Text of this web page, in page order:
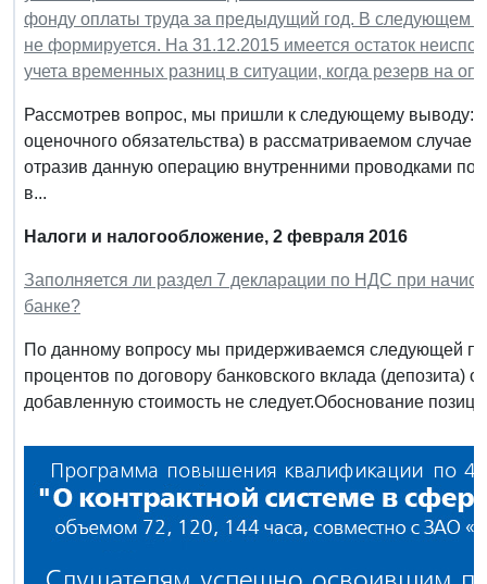
фонду оплаты труда за предыдущий год. В следующем
не формируется. На 31.12.2015 имеется остаток
учета временных разниц в ситуации, когда резерв на
Рассмотрев вопрос, мы пришли к следующему выводу:
оценочного обязательства) в рассматриваемом
отразив данную операцию внутренними проводками по
в...
Налоги и налогообложение, 2 февраля 2016
Заполняется ли раздел 7 декларации по НДС при
банке?
По данному вопросу мы придерживаемся следующей
процентов по договору банковского вклада (депозита)
добавленную стоимость не следует.Обоснование